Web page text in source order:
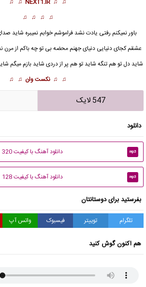
♫ ♫ ♫ ♫
باور نمیکنم رفتی یادت نشد فراموشم خوابم نمیبره شاید
عشقم کجای دنیایی دنیای جهنم محضه بی تو چه باکم از مرن
شاید دل تو هم تنگه شاید تو هم پر از دردی شاید بازم میگم
♫ ♫ نکست وان ♫ ♫
547 لایک
دانلود
mp3 دانلود آهنگ با کیفیت 320
mp3 دانلود آهنگ با کیفیت 128
بفرستید برای دوستانتان
تلگرام توییتر فیسبوک واتس آپ
هم اکنون گوش کنید